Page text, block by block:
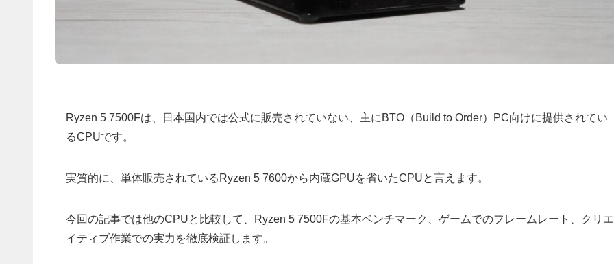
Ryzen 5 7500Fは、日本国内では公式に販売されていない、主にBTO（Build to Order）PC向けに提供されてい
るCPUです。
実質的に、単体販売されているRyzen 5 7600から内蔵GPUを省いたCPUと言えます。
今回の記事では他のCPUと比較して、Ryzen 5 7500Fの基本ベンチマーク、ゲームでのフレームレート、クリエ
イティブ作業での実力を徹底検証します。